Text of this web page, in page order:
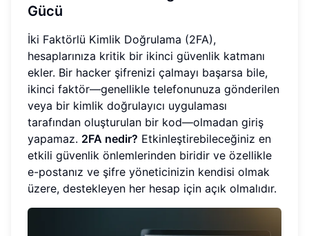
Gücü
İki Faktörlü Kimlik Doğrulama (2FA),
hesaplarınıza kritik bir ikinci güvenlik katmanı
ekler. Bir hacker şifrenizi çalmayı başarsa bile,
ikinci faktör—genellikle telefonunuza gönderilen
veya bir kimlik doğrulayıcı uygulaması
tarafından oluşturulan bir kod—olmadan giriş
yapamaz. 2FA nedir? Etkinleştirebileceğiniz en
etkili güvenlik önlemlerinden biridir ve özellikle
e-postanız ve şifre yöneticinizin kendisi olmak
üzere, destekleyen her hesap için açık olmalıdır.